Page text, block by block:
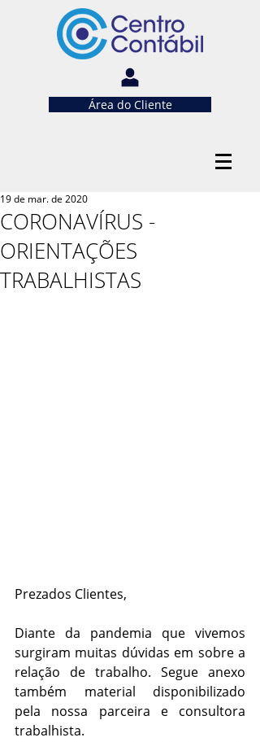
Área do Cliente
CORONAVÍRUS -
ORIENTAÇÕES
TRABALHISTAS
19 de mar. de 2020
Prezados Clientes,
Diante da pandemia que vivemos
surgiram muitas dúvidas em sobre a
relação de trabalho. Segue anexo
também material disponibilizado
pela nossa parceira e consultora
trabalhista.